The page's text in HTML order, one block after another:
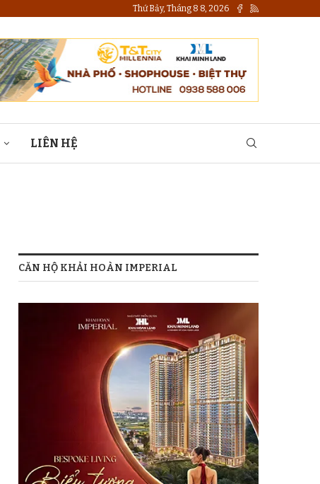
Thứ Bảy, Tháng 8 8, 2026
LIÊN HỆ
CĂN HỘ KHẢI HOÀN IMPERIAL